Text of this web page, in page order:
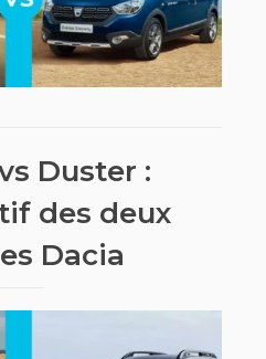
Duster :
des deux
Dacia